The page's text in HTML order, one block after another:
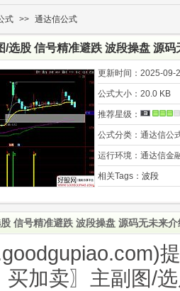
式 >> 通达信公式
/选股 信号精准避跌 波段操盘 源码
更新时间： 2025-09-
公式大小： 20.0 KB
推荐星级：
公式分类： 通达信公
运行环境： 通达信金
相关Tags： 波段
信号精准避跌 波段操盘 源码无未来介
买加卖〗主副图/